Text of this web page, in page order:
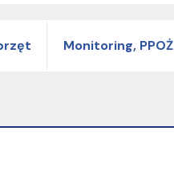
Monitoring, PPOŻ